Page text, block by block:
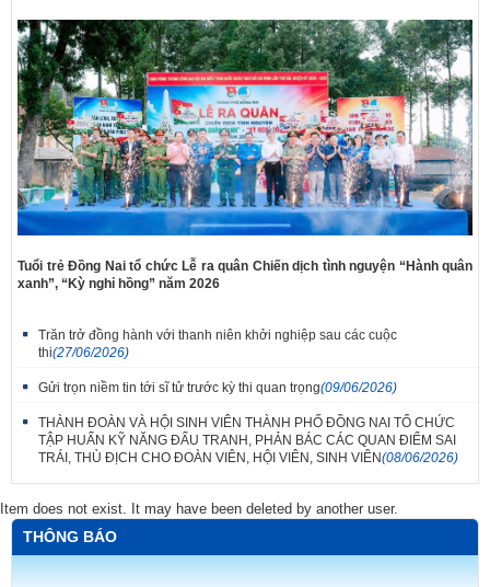
Tuổi trẻ Đồng Nai tổ chức Lễ ra quân Chiến dịch tình nguyện “Hành quân
xanh”, “Kỳ nghỉ hồng” năm 2026
Trăn trở đồng hành với thanh niên khởi nghiệp sau các cuộc
thi(27/06/2026)
Gửi trọn niềm tin tới sĩ tử trước kỳ thi quan trọng(09/06/2026)
THÀNH ĐOÀN VÀ HỘI SINH VIÊN THÀNH PHỐ ĐỒNG NAI TỔ CHỨC
TẬP HUẤN KỸ NĂNG ĐẤU TRANH, PHẢN BÁC CÁC QUAN ĐIỂM SAI
TRÁI, THÙ ĐỊCH CHO ĐOÀN VIÊN, HỘI VIÊN, SINH VIÊN(08/06/2026)
Item does not exist. It may have been deleted by another user.
THÔNG BÁO